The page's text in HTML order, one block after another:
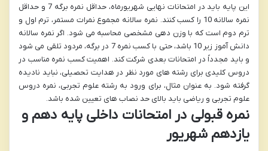
این پایه باید در امتحانات نهایی شهریورماه، حداقل نمره برگه 7 و حداقل
نمره سالانه 10 را کسب کنند. نمره سالانه مجموع نمرات مستمر، ترم اول و
ترم دوم است که با وزن دهی مشخصی محاسبه می شود. اگر نمره سالانه
دانش آموز زیر 10 باشد، حتی با کسب نمره 7 در برگه، مردود تلقی می شود
و باید مجدداً در امتحانات بعدی شرکت کند. اهمیت کسب نمره مناسب در
دروس کلیدی برای رشته های مورد نظر در هدایت تحصیلی، نباید نادیده
گرفته شود. به عنوان مثال، برای ورود به رشته علوم تجربی، نمره دروس
علوم تجربی و ریاضی باید بالای حد نصاب های تعیین شده باشد.
نمره قبولی در امتحانات داخلی پایه دهم و
یازدهم شهریور